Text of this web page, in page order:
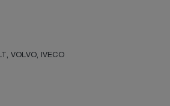
VOLVO IVECO